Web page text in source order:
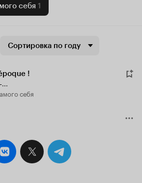
себя 1
Сортировка по году
!
себя